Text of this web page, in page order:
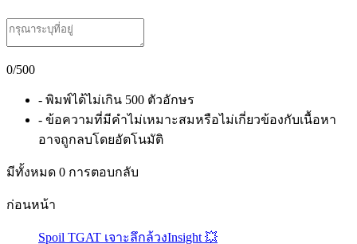
0/500
- พิมพ์ได้ไม่เกิน 500 ตัวอักษร
- ข้อความที่มีคำไม่เหมาะสมหรือไม่เกี่ยวข้องกับเนื้อหา
อาจถูกลบโดยอัตโนมัติ
มีทั้งหมด 0 การตอบกลับ
ก่อนหน้า
Spoil TGAT เจาะลึกล้วงInsight 💥